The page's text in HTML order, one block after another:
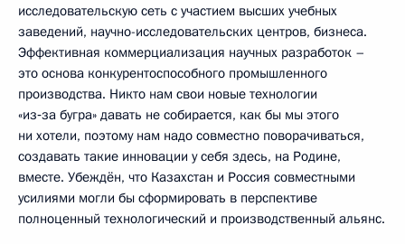
исследовательскую сеть с участием высших учебных
заведений, научно-исследовательских центров, бизнеса.
Эффективная коммерциализация научных разработок –
это основа конкурентоспособного промышленного
производства. Никто нам свои новые технологии
«из‑за бугра» давать не собирается, как бы мы этого
ни хотели, поэтому нам надо совместно поворачиваться,
создавать такие инновации у себя здесь, на Родине,
вместе. Убеждён, что Казахстан и Россия совместными
усилиями могли бы сформировать в перспективе
полноценный технологический и производственный альянс.